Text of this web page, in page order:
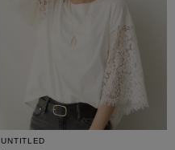
UNTITLED